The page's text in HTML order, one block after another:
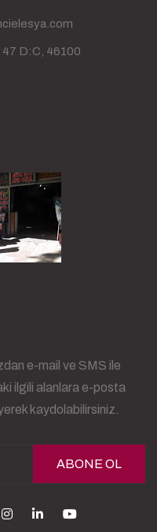
47 D:C, 46100
e-mail ve SMS ile
ilgili alanlara e-posta
kaydolabilirsiniz.
ABONE OL